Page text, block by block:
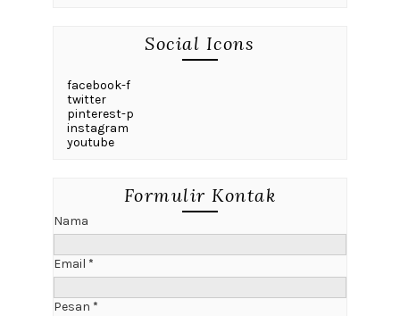
Social Icons
facebook-f
twitter
pinterest-p
instagram
youtube
Formulir Kontak
Nama
Email *
Pesan *